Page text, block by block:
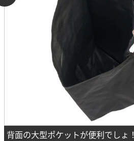
背面の大型ポケットが便利でしょ！